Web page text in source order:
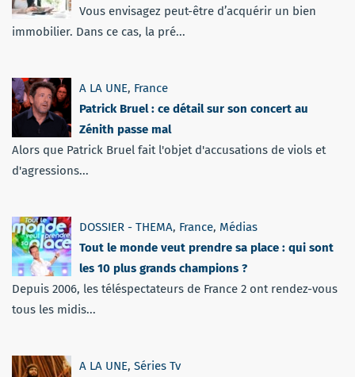
Vous envisagez peut-être d’acquérir un bien
immobilier. Dans ce cas, la pré...
A LA UNE, France
Patrick Bruel : ce détail sur son concert au
Zénith passe mal
Alors que Patrick Bruel fait l'objet d'accusations de viols et
d'agressions...
DOSSIER - THEMA, France, Médias
Tout le monde veut prendre sa place : qui sont
les 10 plus grands champions ?
Depuis 2006, les téléspectateurs de France 2 ont rendez-vous
tous les midis...
A LA UNE, Séries Tv